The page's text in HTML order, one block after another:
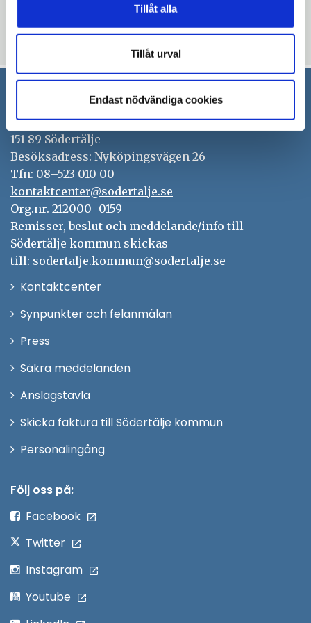
Tillåt alla
Tillåt urval
Endast nödvändiga cookies
Blev du hjälpt av informationen på den här sidan?
thumb_up Ja thumb_down Nej
Södertälje kommun
151 89 Södertälje
Besöksadress: Nyköpingsvägen 26
Tfn: 08–523 010 00
kontaktcenter@sodertalje.se
Org.nr. 212000–0159
Remisser, beslut och meddelande/info till
Södertälje kommun skickas
till: sodertalje.kommun@sodertalje.se
KontaktcenterÖppna
Synpunkter och felanmälan
Press
fönster
Säkra meddelanden
Anslagstavla
Skicka faktura till Södertälje kommun
PersonalingångÖppna
Följ oss på:
Facebook
Twitter
Instagram
Youtube